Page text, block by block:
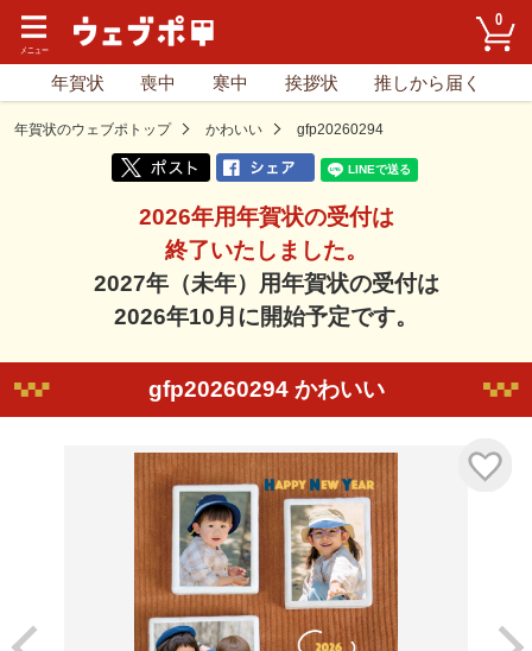
0
年賀状 喪中 寒中 挨拶状 推しから届く
年賀状のウェブポトップ かわいい gfp20260294
2026年用年賀状の受付は
終了いたしました。
2027年（未年）用年賀状の受付は
2026年10月に開始予定です。
gfp20260294 かわいい